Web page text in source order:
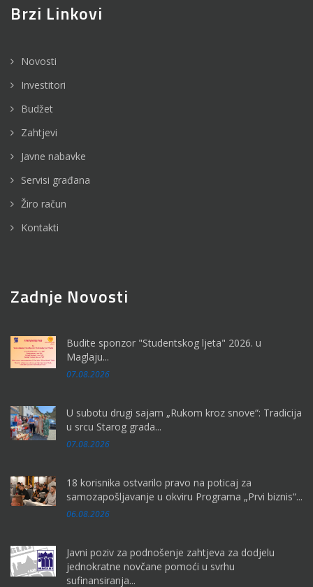
Brzi Linkovi
Novosti
Investitori
Budžet
Zahtjevi
Javne nabavke
Servisi građana
Žiro račun
Kontakti
Zadnje Novosti
Budite sponzor "Studentskog ljeta" 2026. u
Maglaju...
07.08.2026
U subotu drugi sajam „Rukom kroz snove“: Tradicija
u srcu Starog grada...
07.08.2026
18 korisnika ostvarilo pravo na poticaj za
samozapošljavanje u okviru Programa „Prvi biznis“...
06.08.2026
Javni poziv za podnošenje zahtjeva za dodjelu
jednokratne novčane pomoći u svrhu
sufinansiranja...